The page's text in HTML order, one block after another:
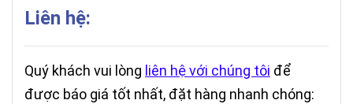
Liên hệ:
Quý khách vui lòng liên hệ với chúng tôi để
được báo giá tốt nhất, đặt hàng nhanh chóng: